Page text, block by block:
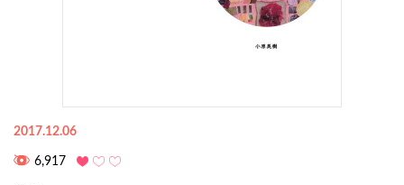
2017.12.06
6,917